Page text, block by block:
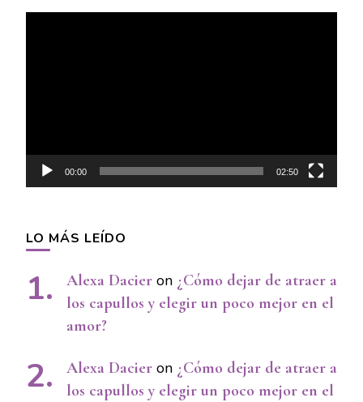
00:00 02:50
LO MÁS LEÍDO
Alexa Dacier on ¿Cómo dejar de atraer a
los capullos y elegir un poco mejor en el
amor?
Alexa Dacier on ¿Cómo dejar de atraer a
los capullos y elegir un poco mejor en el